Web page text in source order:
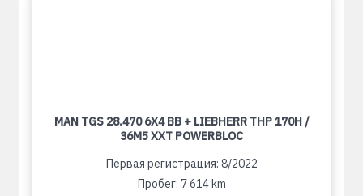
MAN TGS 28.470 6X4 BB + LIEBHERR THP 170H /
36M5 XXT POWERBLOC
Первая регистрация: 8/2022
Пробег: 7 614 km